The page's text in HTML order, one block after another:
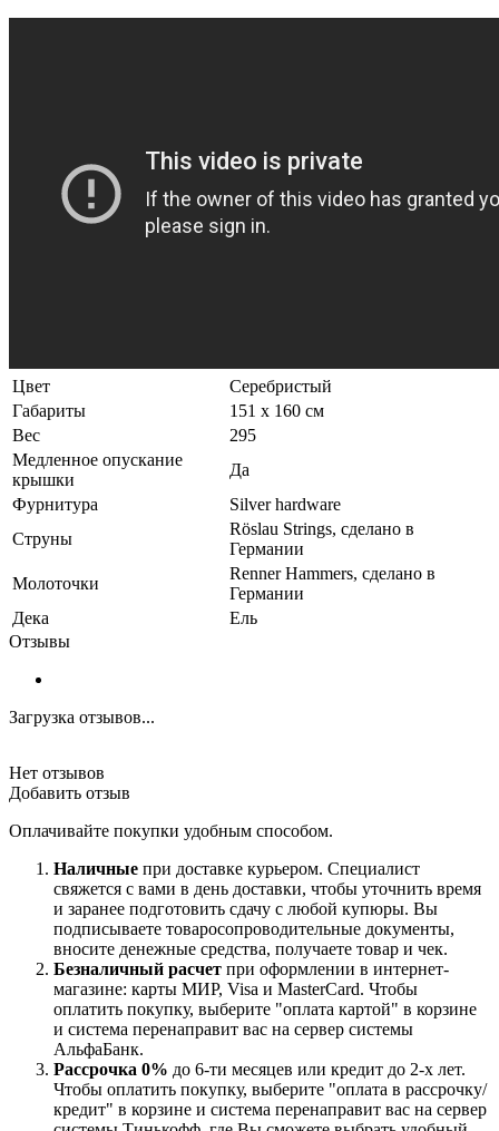
Цвет
Серебристый
Габариты
151 x 160 см
Вес
295
Медленное опускание
крышки
Да
Фурнитура
Silver hardware
Струны
Röslau Strings, сделано в
Германии
Молоточки
Renner Hammers, сделано в
Германии
Дека
Ель
Отзывы
Загрузка отзывов...
Нет отзывов
Добавить отзыв
Оплачивайте покупки удобным способом.
Наличные при доставке курьером. Специалист
свяжется с вами в день доставки, чтобы уточнить время
и заранее подготовить сдачу с любой купюры. Вы
подписываете товаросопроводительные документы,
вносите денежные средства, получаете товар и чек.
Безналичный расчет при оформлении в интернет-
магазине: карты МИР, Visa и MasterCard. Чтобы
оплатить покупку, выберите "оплата картой" в корзине
и система перенаправит вас на сервер системы
АльфаБанк.
Рассрочка 0% до 6-ти месяцев или кредит до 2-х лет.
Чтобы оплатить покупку, выберите "оплата в рассрочку/
кредит" в корзине и система перенаправит вас на сервер